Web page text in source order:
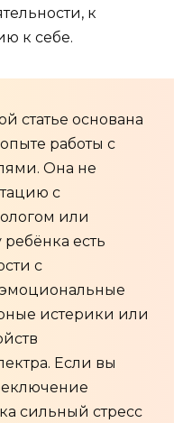
к
к себе.
статье основана
работы с
Она не
с
или
есть
с
истерики или
Если вы
сильный стресс